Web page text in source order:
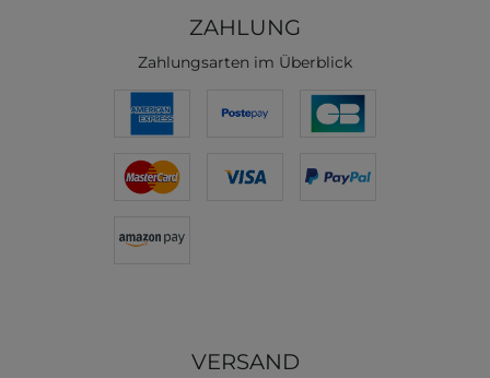
ZAHLUNG
Zahlungsarten im Überblick
VERSAND